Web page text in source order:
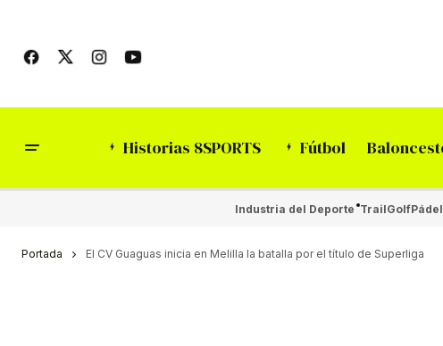
Historias 8SPORTS Fútbol
Industria del Deporte TrailGolfPádel
Portada El CV Guaguas inicia en Melilla la batalla por el título de Superliga